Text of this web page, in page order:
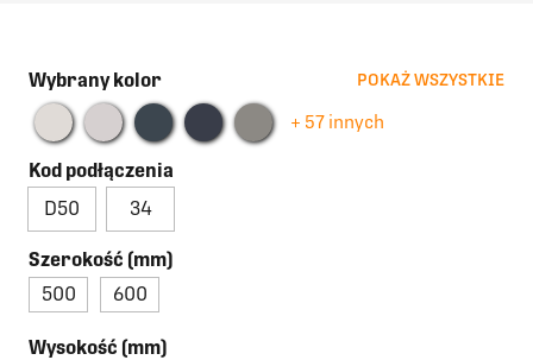
Wybrany kolor POKAŻ WSZYSTKIE
+ 57 innych
Kod podłączenia
D50
34
Szerokość (mm)
500
600
Wysokość (mm)